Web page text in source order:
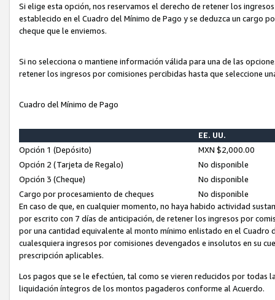
Si elige esta opción, nos reservamos el derecho de retener los
establecido en el Cuadro del Mínimo de Pago y se deduzca un cargo
cheque que le enviemos.
Si no selecciona o mantiene información válida para una de las
retener los ingresos por comisiones percibidas hasta que seleccione
Cuadro del Mínimo de Pago
EE. UU.
Opción 1 (Depósito)
MXN $2,000.00
Opción 2 (Tarjeta de Regalo)
No disponible
Opción 3 (Cheque)
No disponible
Cargo por procesamiento de cheques
No disponible
En caso de que, en cualquier momento, no haya habido actividad
por escrito con 7 días de anticipación, de retener los ingresos por
por una cantidad equivalente al monto mínimo enlistado en el
cualesquiera ingresos por comisiones devengados e insolutos en su
prescripción aplicables.
Los pagos que se le efectúen, tal como se vieren reducidos por todas
liquidación íntegros de los montos pagaderos conforme al Acuerdo.